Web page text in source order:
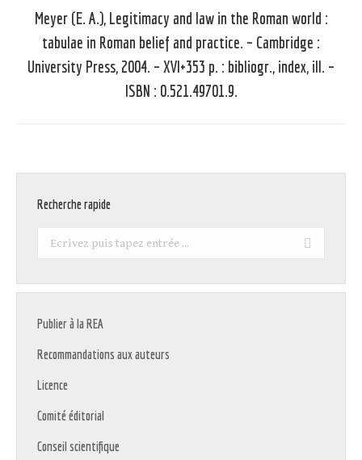
Article
suivant
:
Meyer (E. A.), Legitimacy and law in the Roman world :
tabulae in Roman belief and practice. – Cambridge :
University Press, 2004. – XVI+353 p. : bibliogr., index, ill. –
ISBN : 0.521.49701.9.
Recherche rapide
Recherche
Publier à la REA
Recommandations aux auteurs
Licence
Comité éditorial
Conseil scientifique